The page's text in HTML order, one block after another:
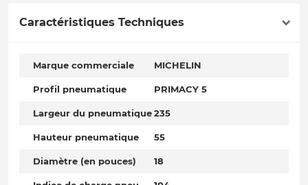
Caractéristiques Techniques
Marque commerciale MICHELIN
Profil pneumatique PRIMACY 5
Largeur du pneumatique235
Hauteur pneumatique 55
Diamètre (en pouces) 18